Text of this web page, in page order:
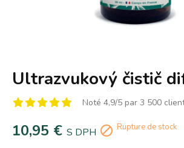
Ultrazvukový čistič
Noté 4,9/5 par 3 500
10,95 € S DPH  Rupture de stock